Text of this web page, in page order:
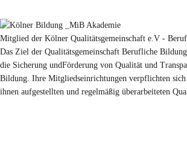
Mitglied der Kölner Qualitätsgemeinschaft e.V -
Das Ziel der Qualitätsgemeinschaft Berufliche
die Sicherung undFörderung von Qualität und
Bildung. Ihre Mitgliedseinrichtungen verpflichten
ihnen aufgestellten und regelmäßig überarbeiteten